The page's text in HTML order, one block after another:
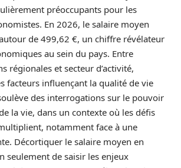
préoccupants pour les
En 2026, le salaire moyen
de 499,62 €, un chiffre révélateur
au sein du pays. Entre
régionales et secteur d’activité,
facteurs influençant la qualité de vie
des interrogations sur le pouvoir
la vie, dans un contexte où les défis
notamment face à une
Décortiquer le salaire moyen en
seulement de saisir les enjeux